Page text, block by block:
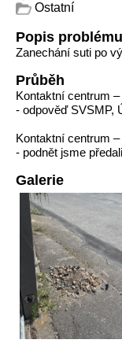
Ostatní
Popis problému
Zanechání suti po
Průběh
Kontaktní centrum
- odpověď SVSMP,
Kontaktní centrum
- podnět jsme
Galerie